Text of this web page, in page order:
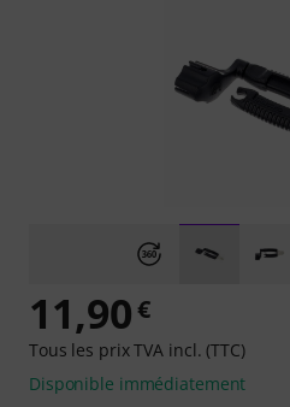
11,90€
Tous les prix TVA incl. (TTC)
Disponible immédiatement